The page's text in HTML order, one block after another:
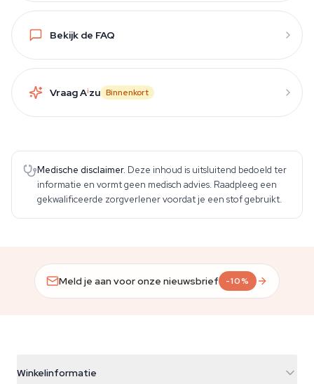
Bekijk de FAQ
Vraag Aizu Binnenkort
Medische disclaimer. Deze inhoud is uitsluitend bedoeld ter
informatie en vormt geen medisch advies. Raadpleeg een
gekwalificeerde zorgverlener voordat je een stof gebruikt.
Meld je aan voor onze nieuwsbrief -10%
Winkelinformatie